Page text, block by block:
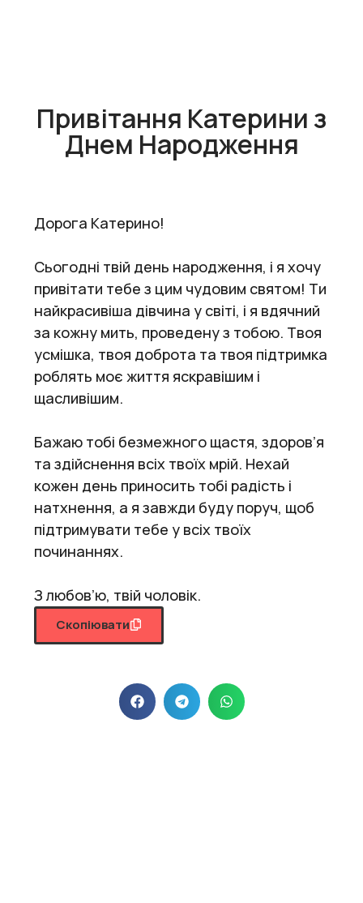
Привітання Катерини з
Днем Народження
Дорога Катерино!
Сьогодні твій день народження, і я хочу
привітати тебе з цим чудовим святом! Ти
найкрасивіша дівчина у світі, і я вдячний
за кожну мить, проведену з тобою. Твоя
усмішка, твоя доброта та твоя підтримка
роблять моє життя яскравішим і
щасливішим.
Бажаю тобі безмежного щастя, здоров’я
та здійснення всіх твоїх мрій. Нехай
кожен день приносить тобі радість і
натхнення, а я завжди буду поруч, щоб
підтримувати тебе у всіх твоїх
починаннях.
З любов’ю, твій чоловік.
Скопіювати